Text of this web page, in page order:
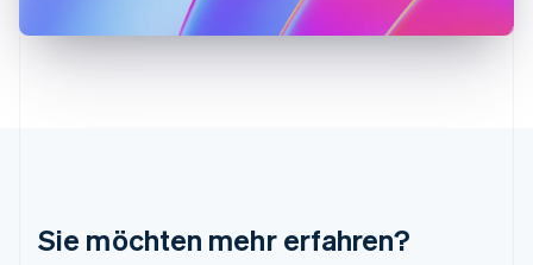
Sie möchten mehr erfahren?
Liechtenstein
DeutschEnglish
English